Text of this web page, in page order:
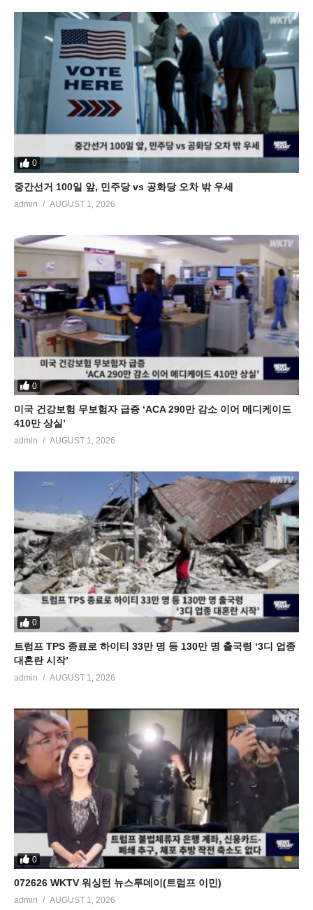
0
중간선거 100일 앞, 민주당 vs 공화당 오차 밖 우세
admin AUGUST 1, 2026
0
미국 건강보험 무보험자 급증 ‘ACA 290만 감소 이어 메디케이드
410만 상실’
admin AUGUST 1, 2026
0
트럼프 TPS 종료로 하이티 33만 명 등 130만 명 출국령 ‘3디 업종
대혼란 시작’
admin AUGUST 1, 2026
0
072626 WKTV 워싱턴 뉴스투데이(트럼프 이민)
admin AUGUST 1, 2026